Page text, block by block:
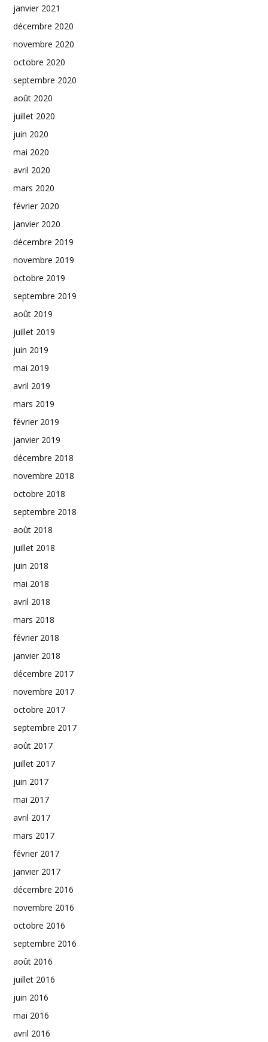
janvier 2021
décembre 2020
novembre 2020
octobre 2020
septembre 2020
août 2020
juillet 2020
juin 2020
mai 2020
avril 2020
mars 2020
février 2020
janvier 2020
décembre 2019
novembre 2019
octobre 2019
septembre 2019
août 2019
juillet 2019
juin 2019
mai 2019
avril 2019
mars 2019
février 2019
janvier 2019
décembre 2018
novembre 2018
octobre 2018
septembre 2018
août 2018
juillet 2018
juin 2018
mai 2018
avril 2018
mars 2018
février 2018
janvier 2018
décembre 2017
novembre 2017
octobre 2017
septembre 2017
août 2017
juillet 2017
juin 2017
mai 2017
avril 2017
mars 2017
février 2017
janvier 2017
décembre 2016
novembre 2016
octobre 2016
septembre 2016
août 2016
juillet 2016
juin 2016
mai 2016
avril 2016